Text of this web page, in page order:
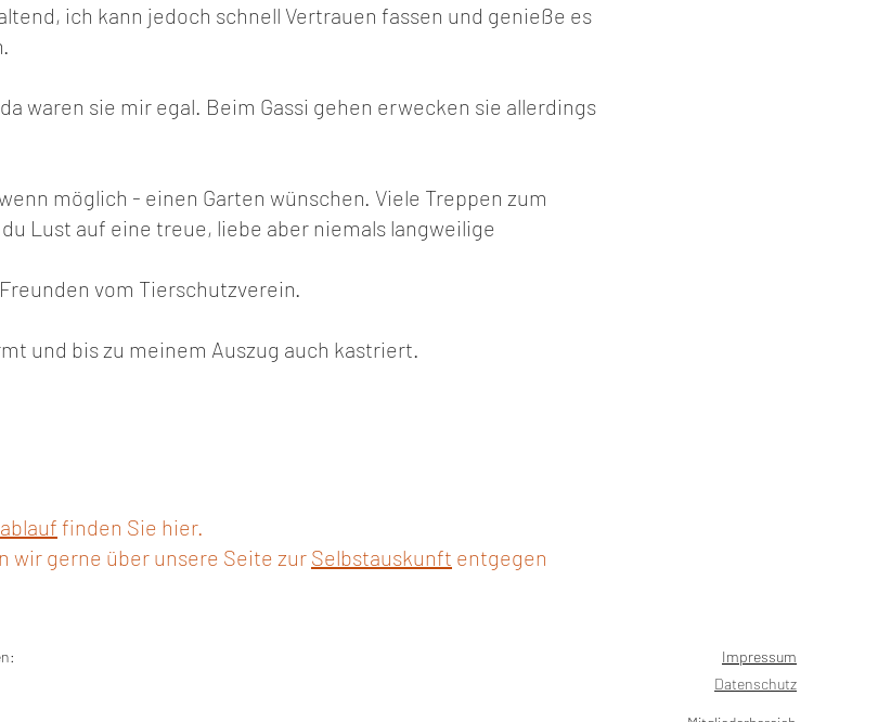
ich kann jedoch schnell Vertrauen fassen und genieße es
waren sie mir egal. Beim Gassi gehen erwecken sie allerdings
möglich - einen Garten wünschen. Viele Treppen zum
Lust auf eine treue, liebe aber niemals langweilige
vom Tierschutzverein.
und bis zu meinem Auszug auch kastriert.
finden Sie hier.
wir gerne über unsere Seite zur Selbstauskunft entgegen
Impressum
Datenschutz